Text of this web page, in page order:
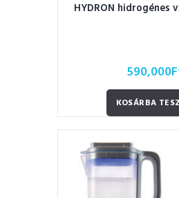
HYDRON hidrogénes
590,000
KOSÁRBA